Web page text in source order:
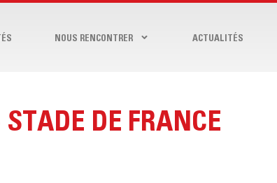
NOUS RENCONTRER ACTUALITÉS
DE FRANCE